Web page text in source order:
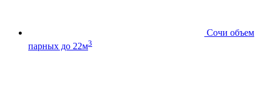
Сочи объем
парных до 22м3